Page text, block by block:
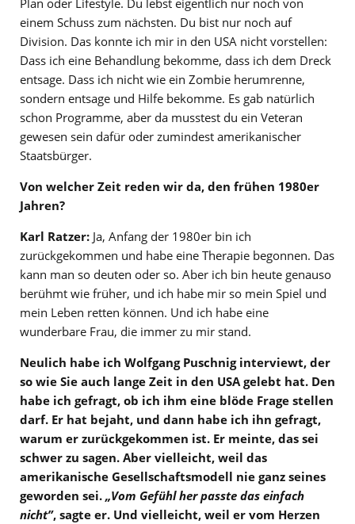
einem Schuss zum nächsten. Du bist nur noch auf
Division. Das konnte ich mir in den USA nicht vorstellen:
Dass ich eine Behandlung bekomme, dass ich dem Dreck
entsage. Dass ich nicht wie ein Zombie herumrenne,
sondern entsage und Hilfe bekomme. Es gab natürlich
schon Programme, aber da musstest du ein Veteran
gewesen sein dafür oder zumindest amerikanischer
Staatsbürger.
Von welcher Zeit reden wir da, den frühen 1980er
Jahren?
Karl Ratzer: Ja, Anfang der 1980er bin ich
zurückgekommen und habe eine Therapie begonnen. Das
kann man so deuten oder so. Aber ich bin heute genauso
berühmt wie früher, und ich habe mir so mein Spiel und
mein Leben retten können. Und ich habe eine
wunderbare Frau, die immer zu mir stand.
Neulich habe ich Wolfgang Puschnig interviewt, der
so wie Sie auch lange Zeit in den USA gelebt hat. Den
habe ich gefragt, ob ich ihm eine blöde Frage stellen
darf. Er hat bejaht, und dann habe ich ihn gefragt,
warum er zurückgekommen ist. Er meinte, das sei
schwer zu sagen. Aber vielleicht, weil das
amerikanische Gesellschaftsmodell nie ganz seines
geworden sei. „Vom Gefühl her passte das einfach
nicht”, sagte er. Und vielleicht, weil er vom Herzen